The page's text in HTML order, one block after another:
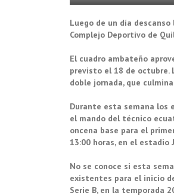
Luego de un día
Complejo Deportivo de
El cuadro ambateño
previsto el 18 de
doble jornada, que
Durante esta semana los
el mando del técnico
oncena base para el
13:00 horas, en el estadio
No se conoce si esta
existentes para el inicio
Serie B, en la temporada